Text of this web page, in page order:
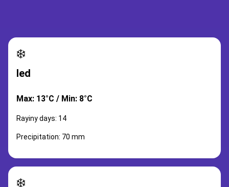
❄️
led
Max: 13°C / Min: 8°C
Rayiny days: 14
Precipitation: 70 mm
❄️